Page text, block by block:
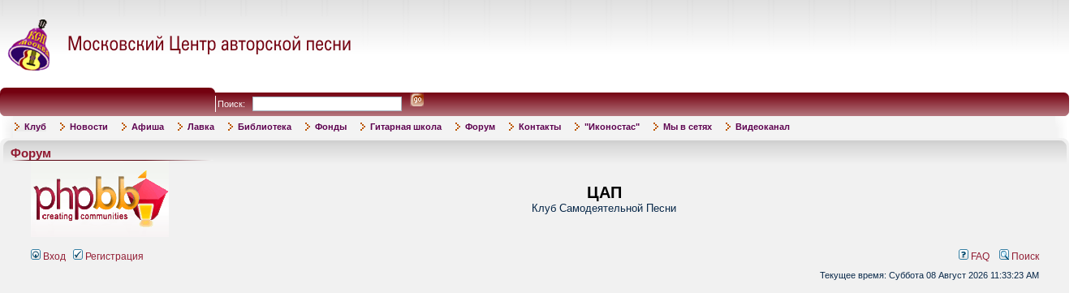
Поиск:
Клуб Новости Афиша Лавка Библиотека Фонды Гитарная школа Форум Контакты "Иконостас" Мы в сетях Видеоканал
Форум
ЦАП
Клуб Самодеятельной Песни
Вход Регистрация FAQ Поиск
Текущее время: Суббота 08 Август 2026 11:33:23 AM